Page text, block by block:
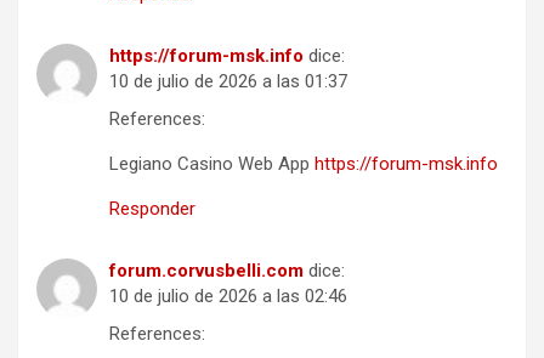
https://forum-msk.info dice:
10 de julio de 2026 a las 01:37
References:
Legiano Casino Web App https://forum-msk.info
Responder
forum.corvusbelli.com dice:
10 de julio de 2026 a las 02:46
References: